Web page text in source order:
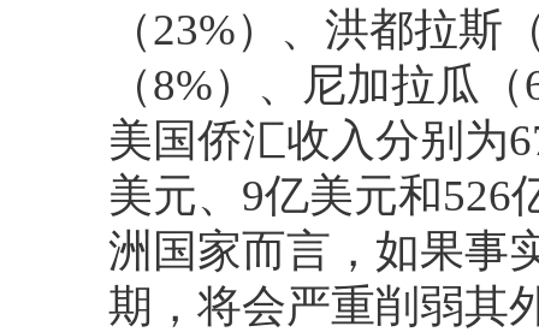
（23%）、洪都拉斯
（8%）、尼加拉瓜
美国侨汇收入分别为
美元、9亿美元和526
洲国家而言，如果事
期，将会严重削弱其